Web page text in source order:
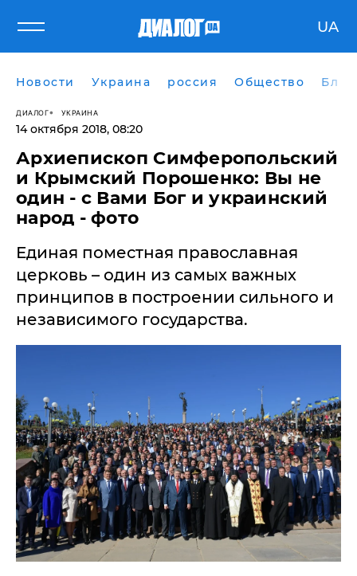
UA
Новости Украина россия Общество
ДИАЛОГ УКРАИНА
14 октября 2018, 08:20
Архиепископ Симферопольский
и Крымский Порошенко: Вы не
один - с Вами Бог и украинский
народ - фото
Единая поместная православная
церковь – один из самых важных
принципов в построении сильного и
независимого государства.